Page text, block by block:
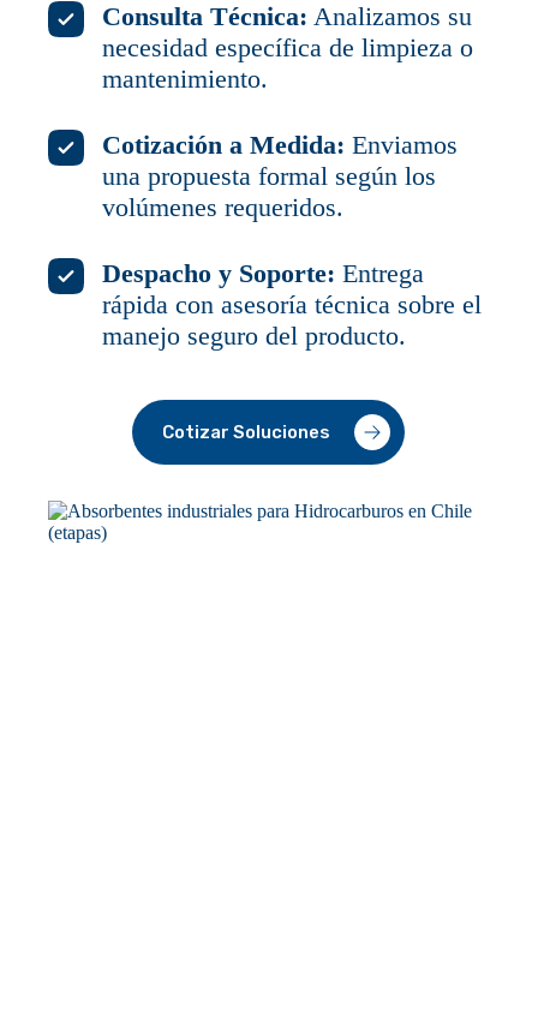
Consulta Técnica: Analizamos su
necesidad específica de limpieza o
mantenimiento.
Cotización a Medida: Enviamos
una propuesta formal según los
volúmenes requeridos.
Despacho y Soporte: Entrega
rápida con asesoría técnica sobre el
manejo seguro del producto.
Cotizar Soluciones